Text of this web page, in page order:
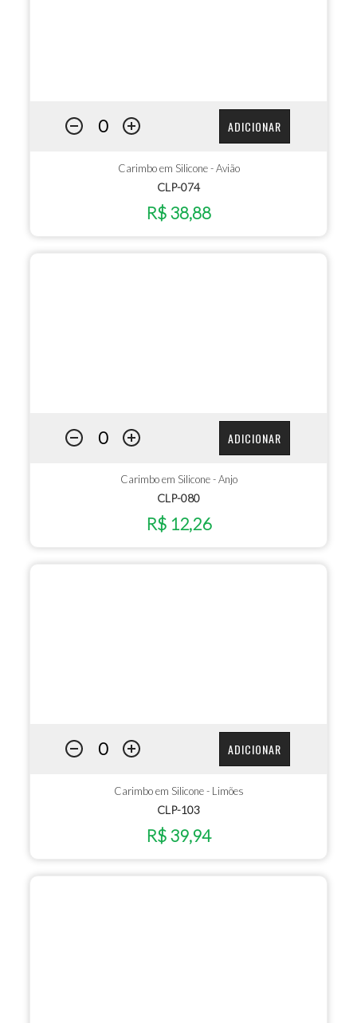
ADICIONAR
Carimbo em Silicone - Avião
CLP-074
R$ 38,88
ADICIONAR
Carimbo em Silicone - Anjo
CLP-080
R$ 12,26
ADICIONAR
Carimbo em Silicone - Limões
CLP-103
R$ 39,94